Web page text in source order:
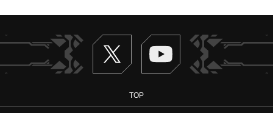
Twitter ヴァンガードch
TOP